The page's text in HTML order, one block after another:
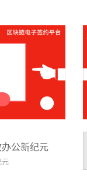
公新纪元
元